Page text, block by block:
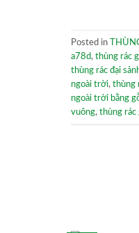
Posted in
a78d, thùng rác
thùng rác đại
ngoài trời, thùng
ngoài trời bằng
vuông, thùng rác